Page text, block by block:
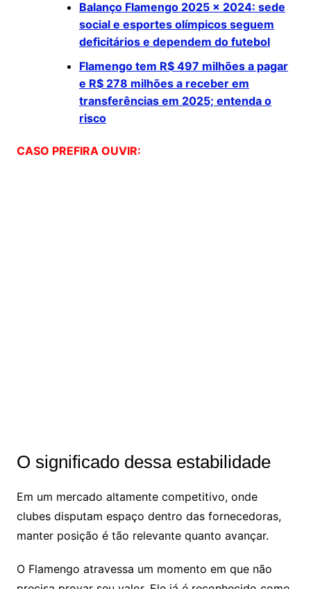
Balanço Flamengo 2025 x 2024: sede
social e esportes olímpicos seguem
deficitários e dependem do futebol
Flamengo tem R$ 497 milhões a pagar
e R$ 278 milhões a receber em
transferências em 2025; entenda o
risco
CASO PREFIRA OUVIR:
O significado dessa estabilidade
Em um mercado altamente competitivo, onde
clubes disputam espaço dentro das fornecedoras,
manter posição é tão relevante quanto avançar.
O Flamengo atravessa um momento em que não